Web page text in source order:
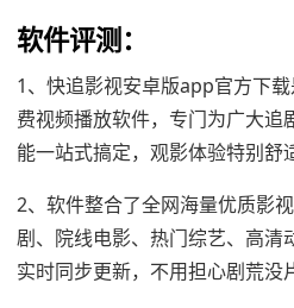
软件评测：
1、快追影视安卓版app官方下
费视频播放软件，专门为广大追
能一站式搞定，观影体验特别舒
2、软件整合了全网海量优质影
剧、院线电影、热门综艺、高清
实时同步更新，不用担心剧荒没